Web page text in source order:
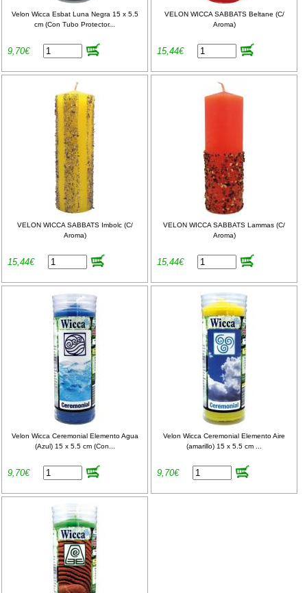
Velon Wicca Esbat Luna Negra 15 x 5.5
cm (Con Tubo Protector...
9,70€
VELON WICCA SABBATS Beltane (C/
Aroma)
15,44€
VELON WICCA SABBATS Imbolc (C/
Aroma)
15,44€
VELON WICCA SABBATS Lammas (C/
Aroma)
15,44€
Velon Wicca Ceremonial Elemento Agua
(Azul) 15 x 5.5 cm (Con...
9,70€
Velon Wicca Ceremonial Elemento Aire
(amarillo) 15 x 5.5 cm ...
9,70€